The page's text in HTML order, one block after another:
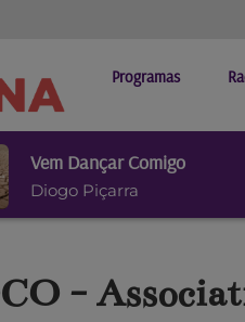
Programas
Vem Dançar Comigo
Diogo Piçarra
-